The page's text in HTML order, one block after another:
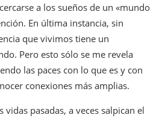
a los sueños de un «mundo
En última instancia, sin
que vivimos tiene un
Pero esto sólo se me revela
las paces con lo que es y con
conexiones más amplias.
vidas pasadas, a veces salpican el